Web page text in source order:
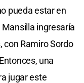
pueda estar en
ingresaría
con Ramiro Sordo
una
jugar este